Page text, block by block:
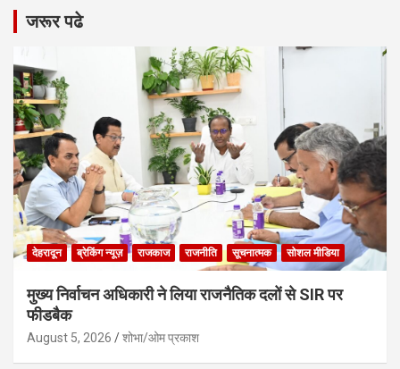
जरूर पढे
देहरादून ब्रेकिंग न्यूज़ राजकाज राजनीति सूचनात्मक सोशल मीडिया
मुख्य निर्वाचन अधिकारी ने लिया राजनैतिक दलों से SIR पर
फीडबैक
August 5, 2026 शोभा/ओम प्रकाश